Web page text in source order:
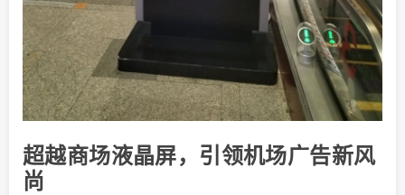
超越商场液晶屏，引领机场广告新风
尚